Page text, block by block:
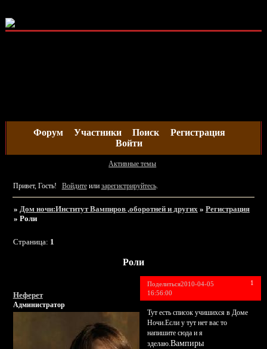
Форум Участники Поиск
Регистрация
Войти
Активные темы
Привет, Гость! Войдитеили зарегистрируйтесь.
» Дом ночи:Институт Вампиров ,оборотней и других » Регистрация
» Роли
Роли
Страница: 1
Поделиться 1
2010-04-05
16:56:00
Неферет
Администратор
Тут есть список учишихся в Доме
Ночи.Если у тут нет вас то
напишите сюда и я
зделаю.Вампиры